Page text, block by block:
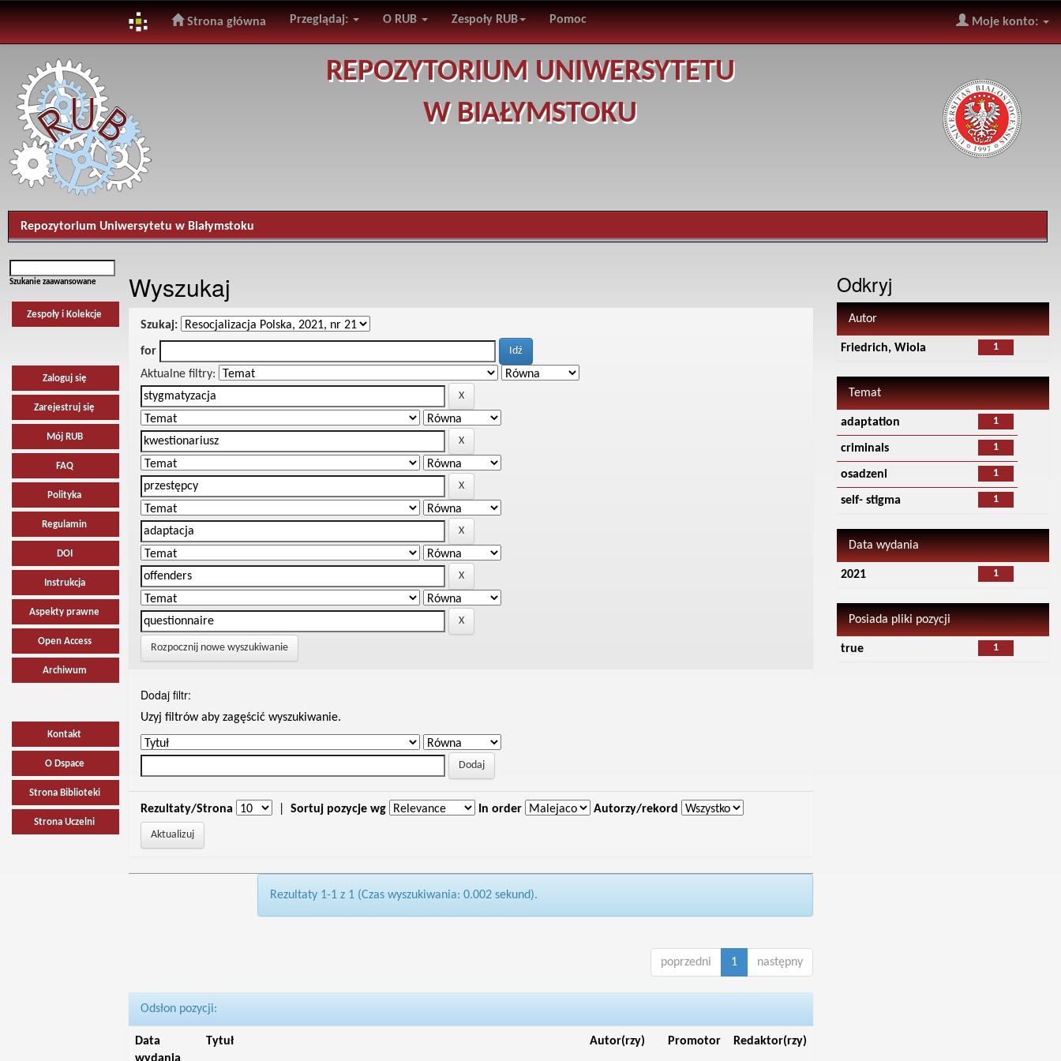
navigation
Strona główna Przeglądaj: O RUB Zespoły RUB Pomoc Moje konto:
REPOZYTORIUM UNIWERSYTETU
W BIAŁYMSTOKU
Repozytorium Uniwersytetu w Białymstoku
Szukanie zaawansowane
Zespoły i Kolekcje
Zaloguj się
Zarejestruj się
Mój RUB
FAQ
Polityka
Regulamin
DOI
Instrukcja
Aspekty prawne
Open Access
Archiwum
Kontakt
O Dspace
Strona Biblioteki
Strona Uczelni
Wyszukaj
Szukaj:
for
Aktualne filtry:
Rozpocznij nowe wyszukiwanie
Dodaj filtr:
Uzyj filtrów aby zagęścić wyszukiwanie.
Rezultaty/Strona Sortuj pozycje wg In order Autorzy/rekord
Rezultaty 1-1 z 1 (Czas wyszukiwania: 0.002 sekund).
poprzedni 1 następny
Odsłon pozycji:
Data
Tytuł Autor(rzy) Promotor Redaktor(rzy)
Odkryj
Autor
1
Friedrich, Wiola
Temat
1
adaptation
1
criminals
1
osadzeni
1
self- stigma
Data wydania
1
2021
Posiada pliki pozycji
1
true